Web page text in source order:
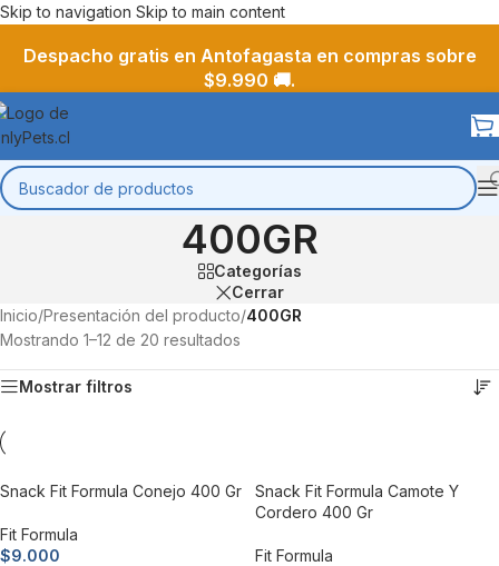
Skip to navigation Skip to main content
Despacho gratis en Antofagasta en compras sobre
$9.990 🚚.
400GR
Categorías
Cerrar
Inicio/Presentación del producto/400GR
Mostrando 1–12 de 20 resultados
Mostrar filtros
Snack Fit Formula Conejo 400 Gr
Fit Formula
$9.000
Snack Fit Formula Camote Y
Cordero 400 Gr
Fit Formula